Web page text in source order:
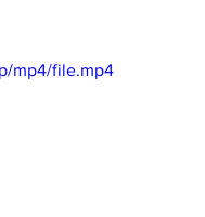
mp4/file.mp4